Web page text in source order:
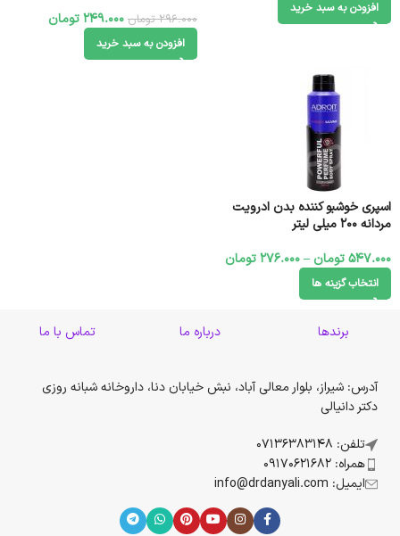
افزودن به سبد خرید
296.000 تومان 249.000تومان
افزودن به سبد خرید
اسپری خوشبو کننده بدن ادرویت
مردانه ۲۰۰ میلی لیتر
547.000تومان –
276.000تومان
انتخاب گزینه ها
برندها درباره ما تماس با ما
آدرس: شیراز، بلوار معالی آباد، نبش خیابان دنا، داروخانه شبانه روزی
دکتر دانیالی
تلفن: 07136383148
همراه: 09170621682
ایمیل: info@drdanyali.com